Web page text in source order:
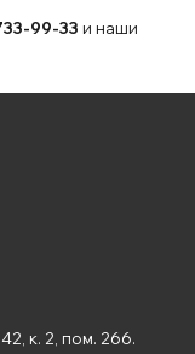
99-33 и наши
к. 2, пом. 266.